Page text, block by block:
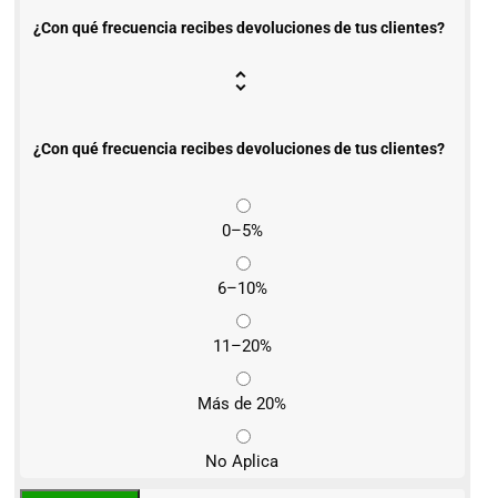
¿Con qué frecuencia recibes devoluciones de tus clientes?
¿Con qué frecuencia recibes devoluciones de tus clientes?
0–5%
6–10%
11–20%
Más de 20%
No Aplica